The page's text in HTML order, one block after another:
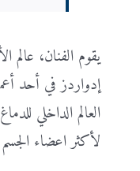
يقوم الفنان،
إدواردز في أحد
العالم الداخلي
لأكثر اعضاء